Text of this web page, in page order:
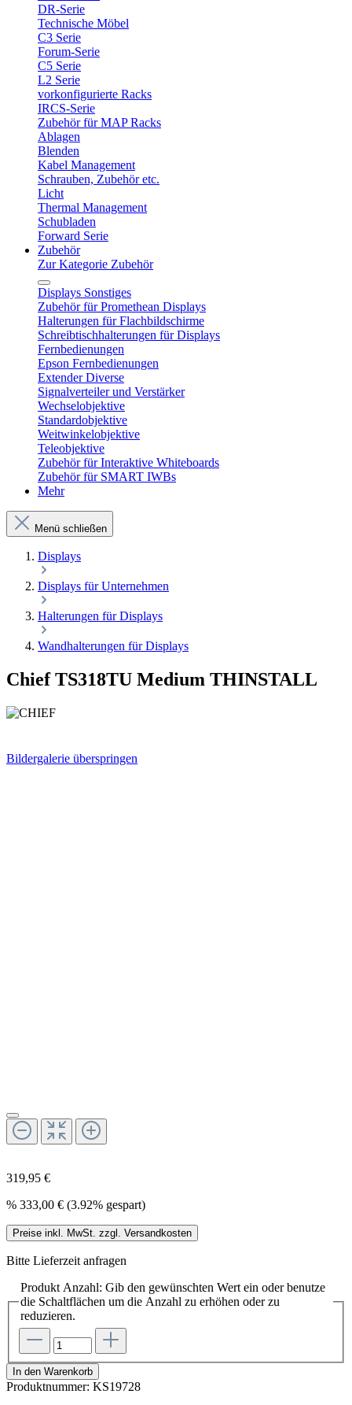
DR-Serie
Technische Möbel
C3 Serie
Forum-Serie
C5 Serie
L2 Serie
vorkonfigurierte Racks
IRCS-Serie
Zubehör für MAP Racks
Ablagen
Blenden
Kabel Management
Schrauben, Zubehör etc.
Licht
Thermal Management
Schubladen
Forward Serie
Zubehör
Zur Kategorie Zubehör
Displays Sonstiges
Zubehör für Promethean Displays
Halterungen für Flachbildschirme
Schreibtischhalterungen für Displays
Fernbedienungen
Epson Fernbedienungen
Extender Diverse
Signalverteiler und Verstärker
Wechselobjektive
Standardobjektive
Weitwinkelobjektive
Teleobjektive
Zubehör für Interaktive Whiteboards
Zubehör für SMART IWBs
Mehr
Menü schließen
Displays
Displays für Unternehmen
Halterungen für Displays
Wandhalterungen für Displays
Chief TS318TU Medium THINSTALL
Bildergalerie überspringen
319,95 €
% 333,00 € (3.92% gespart)
Preise inkl. MwSt. zzgl. Versandkosten
Bitte Lieferzeit anfragen
Produkt Anzahl: Gib den gewünschten Wert ein oder benutze
die Schaltflächen um die Anzahl zu erhöhen oder zu
reduzieren.
In den Warenkorb
Produktnummer: KS19728